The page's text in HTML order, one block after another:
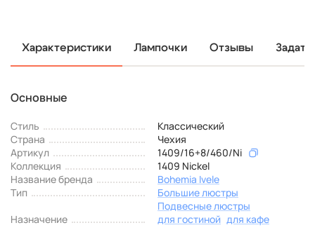
Характеристики Лампочки Отзывы
Основные
Стиль
Классический
Страна
Чехия
Артикул
1409/16+8/460/Ni
Коллекция
1409 Nickel
Название бренда
Bohemia Ivele
Тип
Большие люстры
Подвесные люстры
Назначение
для гостиной для кафе